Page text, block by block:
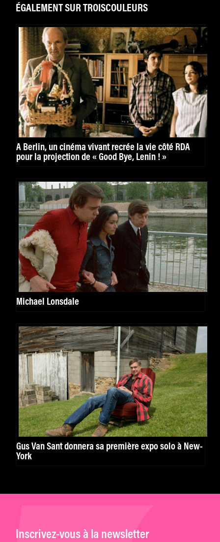
ÉGALEMENT SUR TROISCOULEURS
À Berlin, un cinéma vivant recrée la vie côté RDA
pour la projection de « Good Bye, Lenin ! »
Michael Lonsdale
Gus Van Sant donnera sa première expo solo à New-
York
Inscrivez-vous à la newsletter